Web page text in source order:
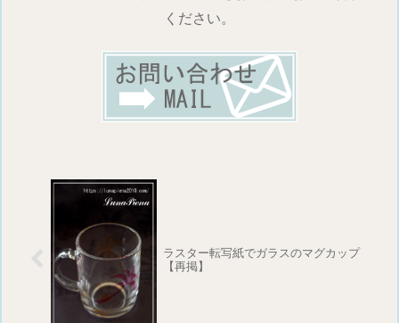
ください。
ラスター転写紙でガラスのマグカップ
【再掲】